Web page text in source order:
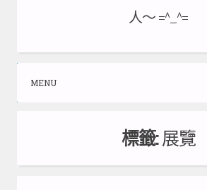
人～ =^_^=
MENU
標籤:展覽